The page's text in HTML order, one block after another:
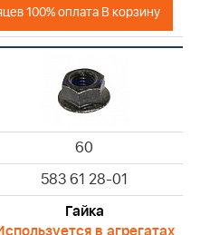
100% оплата В корзину
60
583 61 28-01
Гайка